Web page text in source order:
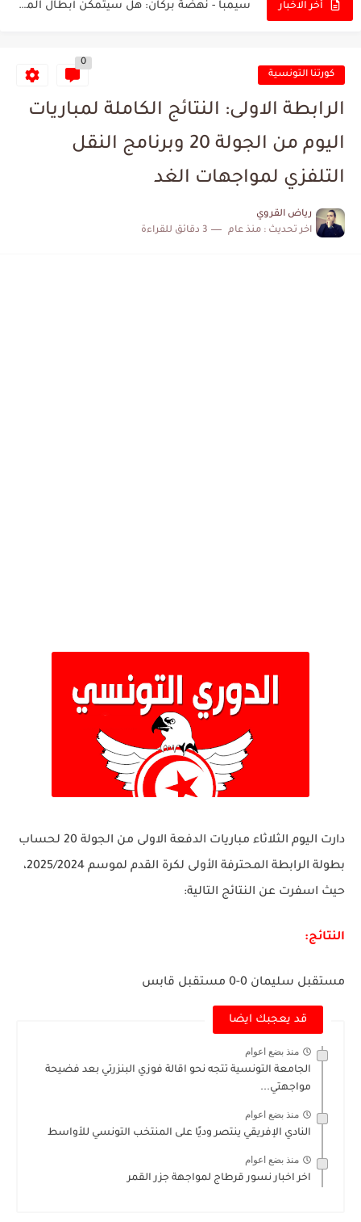
أخر الاخبار سيمبا - نهضة بركان: هل سيتمكن أبطال المغرب من الحفاظ...
البرنامج الكامل لنهائي البطولة بين الاتحاد المنستيري والنادي الإفريقي
كابتن مانشستر يونايتد يدعم حنبعل المجبري
كورتنا التونسية
0
الرابطة الاولى: النتائج الكاملة لمباريات
اليوم من الجولة 20 وبرنامج النقل
التلفزي لمواجهات الغد
رياض القروي
اخر تحديث : منذ عام 3 دقائق للقراءة
دارت اليوم الثلاثاء مباريات الدفعة الاولى من الجولة 20 لحساب
بطولة الرابطة المحترفة الأولى لكرة القدم لموسم 2025/2024،
حيث اسفرت عن النتائج التالية:
النتائج:
مستقبل سليمان 0-0 مستقبل قابس
قد يعجبك ايضا
منذ بضع اعوام
الجامعة التونسية تتجه نحو اقالة فوزي البنزرتي بعد فضيحة
مواجهتي...
منذ بضع اعوام
النادي الإفريقي ينتصر وديًا على المنتخب التونسي للأواسط
منذ بضع اعوام
اخر اخبار نسور قرطاج لمواجهة جزر القمر